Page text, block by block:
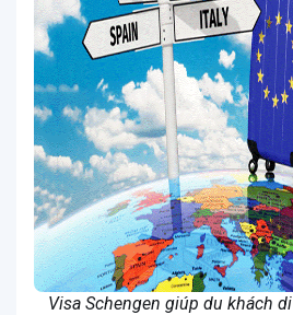
Visa Schengen giúp du khách